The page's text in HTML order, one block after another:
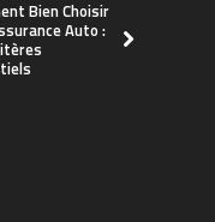
Bien Choisir
Auto :